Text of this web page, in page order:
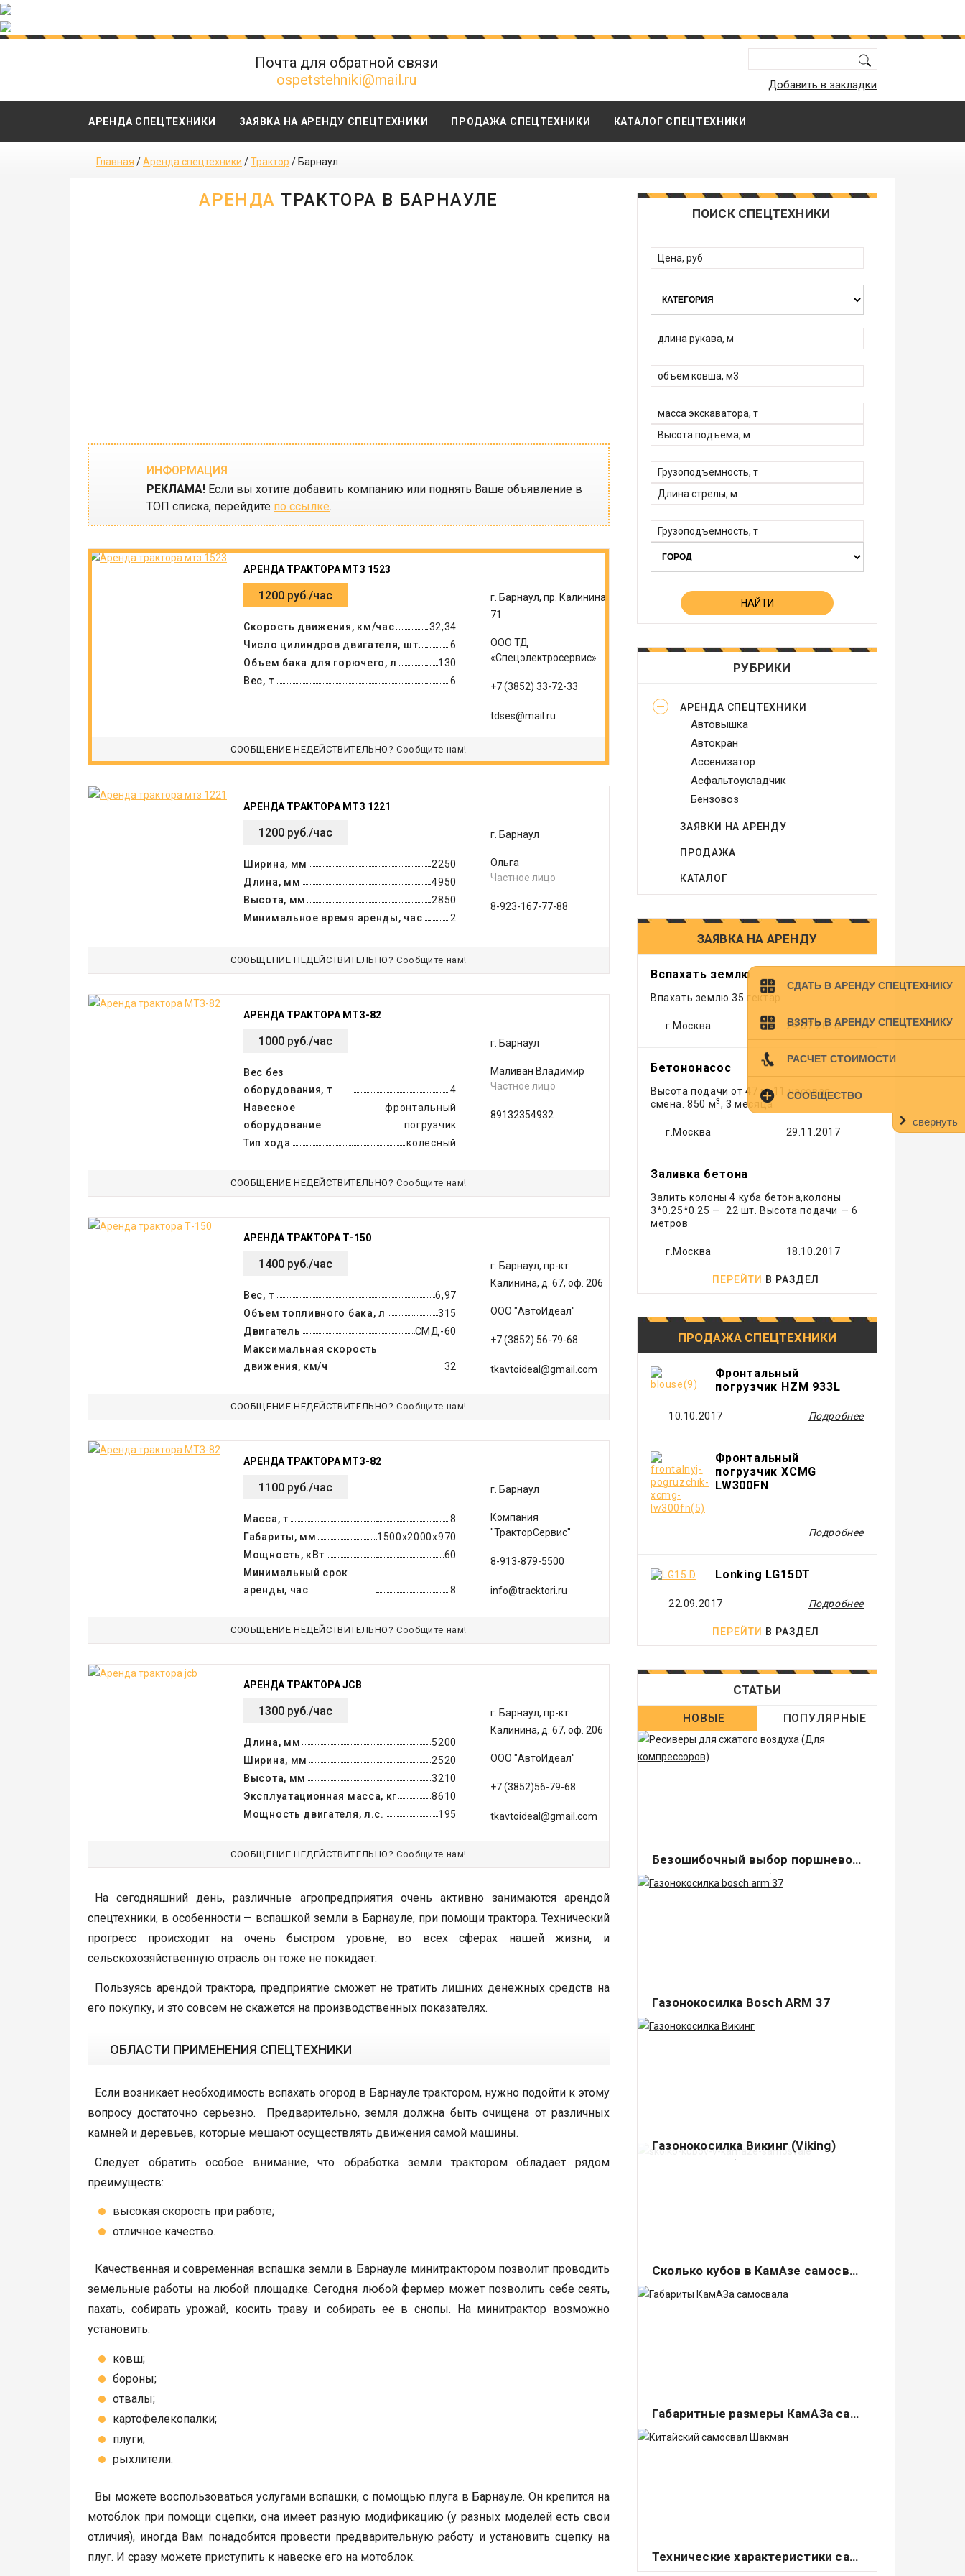
СДАТЬ В АРЕНДУ СПЕЦТЕХНИКУ
ВЗЯТЬ В АРЕНДУ СПЕЦТЕХНИКУ
РАСЧЕТ СТОИМОСТИ
СООБЩЕСТВО
свернуть
Почта для обратной связи
ospetstehniki@mail.ru
Добавить в закладки
АРЕНДА СПЕЦТЕХНИКИ ЗАЯВКА НА АРЕНДУ СПЕЦТЕХНИКИ ПРОДАЖА СПЕЦТЕХНИКИ КАТАЛОГ СПЕЦТЕХНИКИ
Главная /Аренда спецтехники /Трактор / Барнаул
АРЕНДА ТРАКТОРА В БАРНАУЛЕ
ИНФОРМАЦИЯ
РЕКЛАМА! Если вы хотите добавить компанию или поднять Ваше объявление в
ТОП списка, перейдите по ссылке.
АРЕНДА ТРАКТОРА МТЗ 1523
1200 руб./час
Скорость движения, км/час
32,34
Число цилиндров двигателя, шт
6
Объем бака для горючего, л
130
Вес, т
6
г. Барнаул, пр. Калинина,
71
ООО ТД
«Спецэлектросервис»
+7 (3852) 33-72-33
tdses@mail.ru
СООБЩЕНИЕ НЕДЕЙСТВИТЕЛЬНО? Сообщите нам!
АРЕНДА ТРАКТОРА МТЗ 1221
1200 руб./час
Ширина, мм
2250
Длина, мм
4950
Высота, мм
2850
Минимальное время аренды, час
2
г. Барнаул
Ольга
Частное лицо
8-923-167-77-88
СООБЩЕНИЕ НЕДЕЙСТВИТЕЛЬНО? Сообщите нам!
АРЕНДА ТРАКТОРА МТЗ-82
1000 руб./час
Вес без
оборудования, т
4
Навесное
оборудование
фронтальный
погрузчик
Тип хода
колесный
г. Барнаул
Маливан Владимир
Частное лицо
89132354932
СООБЩЕНИЕ НЕДЕЙСТВИТЕЛЬНО? Сообщите нам!
АРЕНДА ТРАКТОРА Т-150
1400 руб./час
Вес, т
6,97
Объем топливного бака, л
315
Двигатель
СМД-60
Максимальная скорость
движения, км/ч
32
г. Барнаул, пр-кт
Калинина, д. 67, оф. 206
ООО "АвтоИдеал"
+7 (3852) 56-79-68
tkavtoideal@gmail.com
СООБЩЕНИЕ НЕДЕЙСТВИТЕЛЬНО? Сообщите нам!
АРЕНДА ТРАКТОРА МТЗ-82
1100 руб./час
Масса, т
8
Габариты, мм
1500х2000х970
Мощность, кВт
60
Минимальный срок
аренды, час
8
г. Барнаул
Компания
"ТракторСервис"
‎8-913-879-5500
info@tracktori.ru
СООБЩЕНИЕ НЕДЕЙСТВИТЕЛЬНО? Сообщите нам!
АРЕНДА ТРАКТОРА JCB
1300 руб./час
Длина, мм
5200
Ширина, мм
2520
Высота, мм
3210
Эксплуатационная масса, кг
8610
Мощность двигателя, л.с.
195
г. Барнаул, пр-кт
Калинина, д. 67, оф. 206
ООО "АвтоИдеал"
+7 (3852)56-79-68
tkavtoideal@gmail.com
СООБЩЕНИЕ НЕДЕЙСТВИТЕЛЬНО? Сообщите нам!
На сегодняшний день, различные агропредприятия очень активно занимаются арендой
спецтехники, в особенности — вспашкой земли в Барнауле, при помощи трактора. Технический
прогресс происходит на очень быстром уровне, во всех сферах нашей жизни, и
сельскохозяйственную отрасль он тоже не покидает.
Пользуясь арендой трактора, предприятие сможет не тратить лишних денежных средств на
его покупку, и это совсем не скажется на производственных показателях.
ОБЛАСТИ ПРИМЕНЕНИЯ СПЕЦТЕХНИКИ
Если возникает необходимость вспахать огород в Барнауле трактором, нужно подойти к этому
вопросу достаточно серьезно. Предварительно, земля должна быть очищена от различных
камней и деревьев, которые мешают осуществлять движения самой машины.
Следует обратить особое внимание, что обработка земли трактором обладает рядом
преимуществ:
высокая скорость при работе;
отличное качество.
Качественная и современная вспашка земли в Барнауле минитрактором позволит проводить
земельные работы на любой площадке. Сегодня любой фермер может позволить себе сеять,
пахать, собирать урожай, косить траву и собирать ее в снопы. На минитрактор возможно
установить:
ковш;
бороны;
отвалы;
картофелекопалки;
плуги;
рыхлители.
Вы можете воспользоваться услугами вспашки, с помощью плуга в Барнауле. Он крепится на
мотоблок при помощи сцепки, она имеет разную модификацию (у разных моделей есть свои
отличия), иногда Вам понадобится провести предварительную работу и установить сцепку на
плуг. И сразу можете приступить к навеске его на мотоблок.
ПОИСК СПЕЦТЕХНИКИ
РУБРИКИ
АРЕНДА СПЕЦТЕХНИКИ
Автовышка
Автокран
Ассенизатор
Асфальтоукладчик
Бензовоз
Виброплита
Генератор
Грейдер
Компрессор
Лесовоз
Манипулятор
Самосвал
Трактор
Эвакуатор
Экскаватор
Экскаватор - погрузчик
ЗАЯВКИ НА АРЕНДУ
ПРОДАЖА
КАТАЛОГ
ЗАЯВКА НА АРЕНДУ
Вспахать землю
Впахать землю 35 гектар
г.Москва 24.07.2018
Бетононасос
Высота подачи от 47 м, 11 часовая
смена. 850 м3, 3 месяца
г.Москва 29.11.2017
Заливка бетона
Залить колоны 4 куба бетона,колоны
3*0.25*0.25 — 22 шт. Высота подачи — 6
метров
г.Москва 18.10.2017
ПЕРЕЙТИ В РАЗДЕЛ
ПРОДАЖА СПЕЦТЕХНИКИ
Фронтальный
погрузчик HZM 933L
10.10.2017 Подробнее
Фронтальный
погрузчик XCMG
LW300FN
Подробнее
Lonking LG15DT
22.09.2017 Подробнее
ПЕРЕЙТИ В РАЗДЕЛ
СТАТЬИ
НОВЫЕ ПОПУЛЯРНЫЕ
Безошибочный выбор поршневого компрессора
Перед покупкой любой вещи стоит
Газонокосилка Bosch ARM 37
Немецкий концерн Robert Bosch GmbH –
Газонокосилка Викинг (Viking)
Сколько кубов в КамАзе самосвале?
Самосвал КамАЗ — это спецтехника,
Габаритные размеры КамАЗа самосвала
Спецтехника ОАО «КАМАЗ» - это
Технические характеристики самосвала Шакман